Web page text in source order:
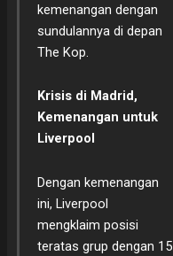
kemenangan dengan
sundulannya di depan
The Kop.
Krisis di Madrid,
Kemenangan untuk
Liverpool
Dengan kemenangan
ini, Liverpool
mengklaim posisi
teratas grup dengan 15